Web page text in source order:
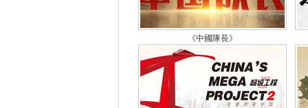
《中國隊長》